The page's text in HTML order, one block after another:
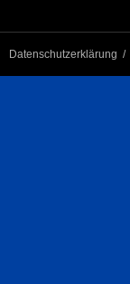
Datenschutzerklärung